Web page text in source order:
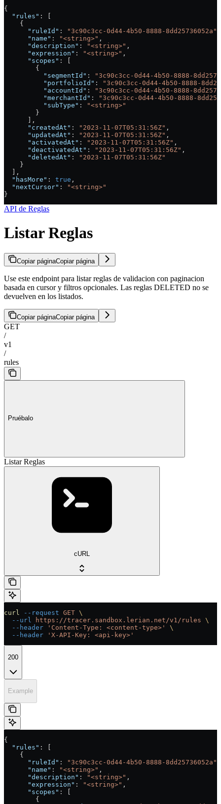
{
  "rules"
: [
    {
      "ruleId"
: "3c90c3cc-0d44-4b50-8888-8dd25736052a"
      "name"
: "<string>" ,
      "description"
: "<string>" ,
      "expression"
: "<string>" ,
      "scopes"
: [
        {
          "segmentId"
:
"3c90c3cc-0d44-4b50-8888-
          "portfolioId"
:
"3c90c3cc-0d44-4b50-8888-
          "accountId"
:
"3c90c3cc-0d44-4b50-8888-
          "merchantId"
:
"3c90c3cc-0d44-4b50-8888-
          "subType"
:
"<string>"
        }
      ],
      "createdAt"
: "2023-11-07T05:31:56Z" ,
      "updatedAt"
: "2023-11-07T05:31:56Z" ,
      "activatedAt"
: "2023-11-07T05:31:56Z" ,
      "deactivatedAt"
: "2023-11-07T05:31:56Z" ,
      "deletedAt"
:
"2023-11-07T05:31:56Z"
    }
  ],
  "hasMore"
: true ,
  "nextCursor"
:
"<string>"
}
API de Reglas
Listar Reglas
Copiar páginaCopiar página
Use este endpoint para listar reglas de validacion con paginacion
basada en cursor y filtros opcionales. Las reglas DELETED no se
devuelven en los listados.
Copiar páginaCopiar página
GET
/
v1
/
rules
Pruébalo
Listar Reglas
cURL
curl --request GET \
  --url
https://tracer.sandbox.lerian.net/v1/rules \
  --header
'Content-Type: <content-type>'
\
  --header
'X-API-Key: <api-key>'
200
Example
{
  "rules"
: [
    {
      "ruleId"
: "3c90c3cc-0d44-4b50-8888-8dd25736052a"
      "name"
: "<string>" ,
      "description"
: "<string>" ,
      "expression"
: "<string>" ,
      "scopes"
: [
        {